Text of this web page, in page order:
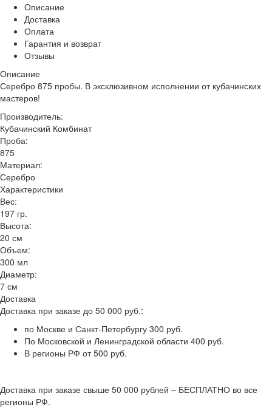
Описание
Доставка
Оплата
Гарантия и возврат
Отзывы
Описание
Серебро 875 пробы. В эксклюзивном исполнении от кубачинских
мастеров!
Производитель:
Кубачинский Комбинат
Проба:
875
Материал:
Серебро
Характеристики
Вес:
197 гр.
Высота:
20 см
Объем:
300 мл
Диаметр:
7 см
Доставка
Доставка при заказе до 50 000 руб.:
по Москве и Санкт-Петербургу 300 руб.
По Московской и Ленинградской области 400 руб.
В регионы РФ от 500 руб.
Доставка при заказе свыше 50 000 рублей – БЕСПЛАТНО во все
регионы РФ.